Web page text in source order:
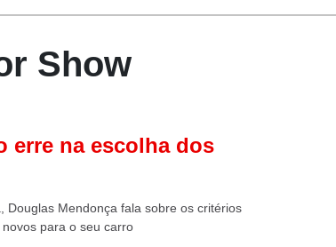
Show
erre na escolha dos
Douglas Mendonça fala sobre os critérios
para o seu carro